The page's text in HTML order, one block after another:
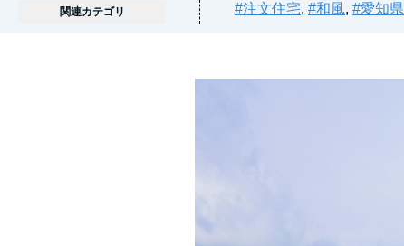
関連カテゴリ #注文住宅, #和風, #愛知県